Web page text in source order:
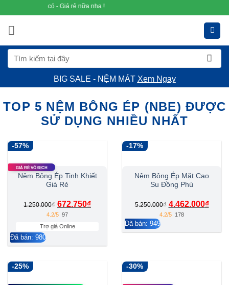
dung
có - Giá rẻ nữa nha !
Tìm
kiếm:
BIG SALE - NỆM MÁT Xem Ngay
TOP 5 NỆM BÔNG ÉP (NBE) ĐƯỢC
SỬ DỤNG NHIỀU NHẤT
-57%
GIÁ RẺ VÔ ĐỊCH
Nệm Bông Ép Tinh Khiết
Giá Rẻ
1.250.000₫ 672.750₫
4.2/5 97
Đã bán: 980
Trợ giá Online
-17%
Nệm Bông Ép Mặt Cao
Su Đồng Phú
5.250.000₫ 4.462.000₫
4.2/5 178
Đã bán: 949
-25% -30%